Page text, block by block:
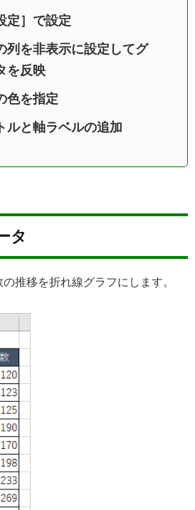
定］で設定
列を非表示に設定してグ
を反映
色を指定
ルと軸ラベルの追加
タ
推移を折れ線グラフにします。